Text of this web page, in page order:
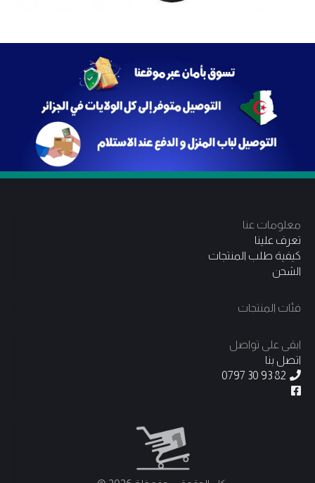
معلومات عنا
تعرف علينا
كيفية طلب المنتجات
الشحن
فئات المنتجات
ابقى على تواصل
اتصل بنا
0797 30 93 82